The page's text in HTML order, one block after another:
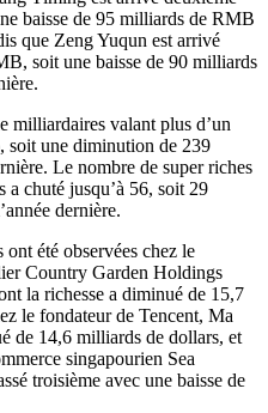
baisse de 95 milliards de RMB
que Zeng Yuqun est arrivé
soit une baisse de 90 milliards
milliardaires valant plus d’un
soit une diminution de 239
Le nombre de super riches
a chuté jusqu’à 56, soit 29
dernière.
ont été observées chez le
Country Garden Holdings
la richesse a diminué de 15,7
le fondateur de Tencent, Ma
de 14,6 milliards de dollars, et
singapourien Sea
troisième avec une baisse de